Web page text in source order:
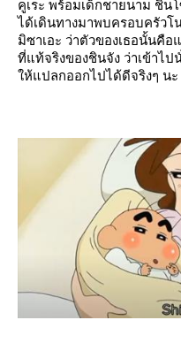
คูเระ พร้อมเด็กชายนาม ชิน
ได้เดินทางมาพบครอบครัวโ
มิซาเอะ ว่าตัวของเธอนั้นคือ
ที่แท้จริงของชินจัง ว่าเข้าไ
ห้แปลกออกไปได้ดีจริงๆ นะ